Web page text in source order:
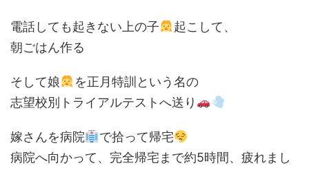
電話しても起きない上の子
起こして、
朝ごはん作る
そして娘
を正月特訓という名の
志望校別トライアルテストへ送り
嫁さんを病院
で拾って帰宅
病院へ向かって、完全帰宅まで約5時間、疲れまし